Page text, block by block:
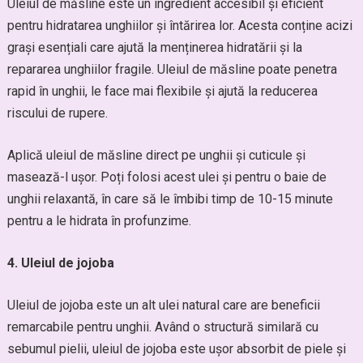
Uleiul de măsline este un ingredient accesibil și eficient
pentru hidratarea unghiilor și întărirea lor. Acesta conține acizi
grași esențiali care ajută la menținerea hidratării și la
repararea unghiilor fragile. Uleiul de măsline poate penetra
rapid în unghii, le face mai flexibile și ajută la reducerea
riscului de rupere.
Aplică uleiul de măsline direct pe unghii și cuticule și
masează-l ușor. Poți folosi acest ulei și pentru o baie de
unghii relaxantă, în care să le îmbibi timp de 10-15 minute
pentru a le hidrata în profunzime.
4. Uleiul de jojoba
Uleiul de jojoba este un alt ulei natural care are beneficii
remarcabile pentru unghii. Având o structură similară cu
sebumul pielii, uleiul de jojoba este ușor absorbit de piele și